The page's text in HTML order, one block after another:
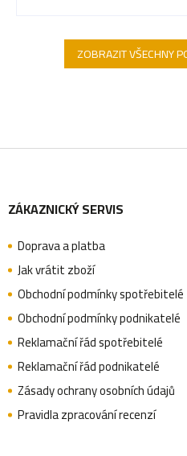
ZOBRAZIT VŠECHNY
á
p
a
t
ZÁKAZNICKÝ SERVIS
Doprava a platba
Jak vrátit zboží
Obchodní podmínky spotřebitelé
Obchodní podmínky podnikatelé
Reklamační řád spotřebitelé
Reklamační řád podnikatelé
Zásady ochrany osobních údajů
Pravidla zpracování recenzí